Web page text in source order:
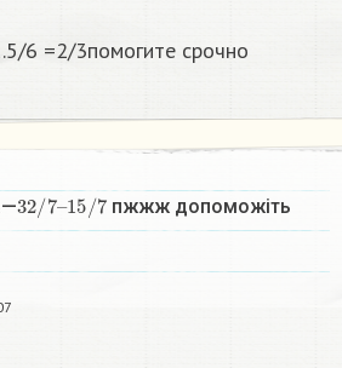
6 =2/3помогите срочно​
—32/7–
15/7
пжжж допоможіть